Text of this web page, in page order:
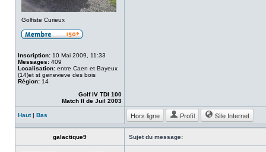
Golfiste Curieux
Inscription: 10 Mai 2009, 11:33
Messages: 409
Localisation: entre Caen et Bayeux
(14)et st genevieve des bois
Région: 14
Golf IV TDI 100
Match II de Juil 2003
Haut| Bas Hors ligne Profil Site Internet
galactique9 Sujet du message: